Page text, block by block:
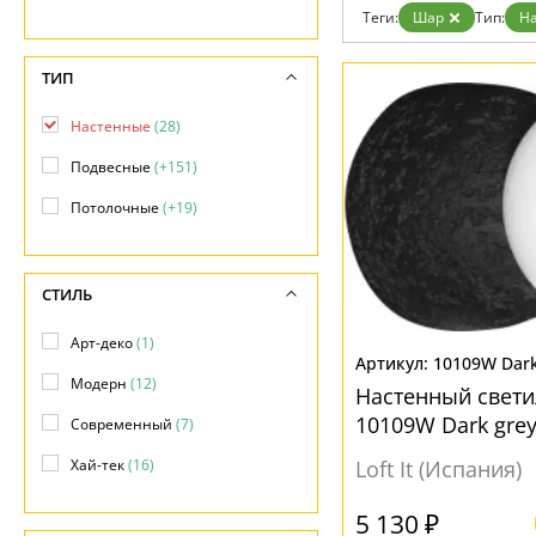
Установка
Дизайнерам
Контакты
Прованс
Современный
Хай тек
Теги: Шар Тип:
10109W
Настенный
10109W Dark grey
Loft It (Испания)
5 130 ₽
ТИП
Настенные (28)
Подвесные(+151)
Потолочные(+19)
СТИЛЬ
Арт-деко(1)
Модерн (12)
Современный (7)
Хай-тек(16)